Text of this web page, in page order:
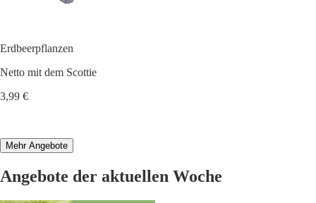
Erdbeerpflanzen
Netto mit dem Scottie
3,99 €
Mehr Angebote
Angebote der aktuellen Woche